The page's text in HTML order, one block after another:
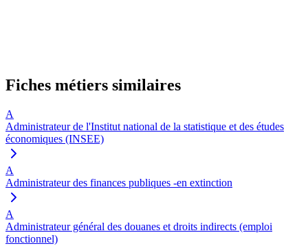
Fiches métiers similaires
A
Administrateur de l'Institut national de la statistique et des études
économiques (INSEE)
A
Administrateur des finances publiques -en extinction
A
Administrateur général des douanes et droits indirects (emploi
fonctionnel)